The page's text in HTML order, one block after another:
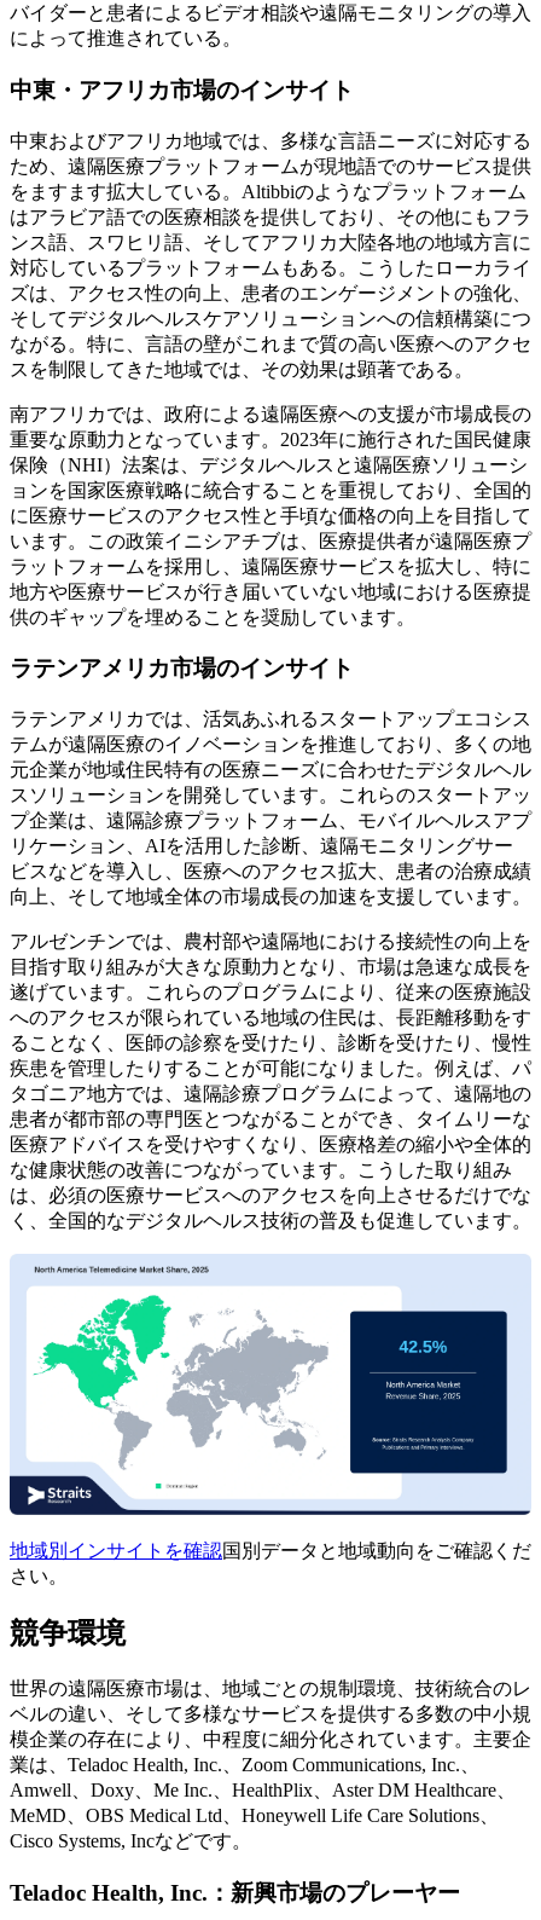
バイダーと患者によるビデオ相談や遠隔モニタリングの導入
によって推進されている。
中東・アフリカ市場のインサイト
中東およびアフリカ地域では、多様な言語ニーズに対応する
ため、遠隔医療プラットフォームが現地語でのサービス提供
をますます拡大している。Altibbiのようなプラットフォーム
はアラビア語での医療相談を提供しており、その他にもフラ
ンス語、スワヒリ語、そしてアフリカ大陸各地の地域方言に
対応しているプラ​​ットフォームもある。こうしたローカライ
ズは、アクセス性の向上、患者のエンゲージメントの強化、
そしてデジタルヘルスケアソリューションへの信頼構築につ
ながる。特に、言語の壁がこれまで質の高い医療へのアクセ
スを制限してきた地域では、その効果は顕著である。
南アフリカでは、政府による遠隔医療への支援が市場成長の
重要な原動力となっています。2023年に施行された国民健康
保険（NHI）法案は、デジタルヘルスと遠隔医療ソリューシ
ョンを国家医療戦略に統合することを重視しており、全国的
に医療サービスのアクセス性と手頃な価格の向上を目指して
います。この政策イニシアチブは、医療提供者が遠隔医療プ
ラットフォームを採用し、遠隔医療サービスを拡大し、特に
地方や医療サービスが行き届いていない地域における医療提
供のギャップを埋めることを奨励しています。
ラテンアメリカ市場のインサイト
ラテンアメリカでは、活気あふれるスタートアップエコシス
テムが遠隔医療のイノベーションを推進しており、多くの地
元企業が地域住民特有の医療ニーズに合わせたデジタルヘル
スソリューションを開発しています。これらのスタートアッ
プ企業は、遠隔診療プラットフォーム、モバイルヘルスアプ
リケーション、AIを活用した診断、遠隔モニタリングサー
ビスなどを導入し、医療へのアクセス拡大、患者の治療成績
向上、そして地域全体の市場成長の加速を支援しています。
アルゼンチンでは、農村部や遠隔地における接続性の向上を
目指す取り組みが大きな原動力となり、市場は急速な成長を
遂げています。これらのプログラムにより、従来の医療施設
へのアクセスが限られている地域の住民は、長距離移動をす
ることなく、医師の診察を受けたり、診断を受けたり、慢性
疾患を管理したりすることが可能になりました。例えば、パ
タゴニア地方では、遠隔診療プログラムによって、遠隔地の
患者が都市部の専門医とつながることができ、タイムリーな
医療アドバイスを受けやすくなり、医療格差の縮小や全体的
な健康状態の改善につながっています。こうした取り組み
は、必須の医療サービスへのアクセスを向上させるだけでな
く、全国的なデジタルヘルス技術の普及も促進しています。
地域別インサイトを確認国別データと地域動向をご確認くだ
さい。
競争環境
世界の遠隔医療市場は、地域ごとの規制環境、技術統合のレ
ベルの違い、そして多様なサービスを提供する多数の中小規
模企業の存在により、中程度に細分化されています。主要企
業は、Teladoc Health, Inc.、Zoom Communications, Inc.、
Amwell、Doxy、Me Inc.、HealthPlix、Aster DM Healthcare、
MeMD、OBS Medical Ltd、Honeywell Life Care Solutions、
Cisco Systems, Incなどです。
Teladoc Health, Inc.：新興市場のプレーヤー